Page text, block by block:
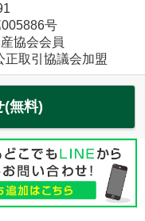
号
協会会員
正取引協議会加盟
(無料)